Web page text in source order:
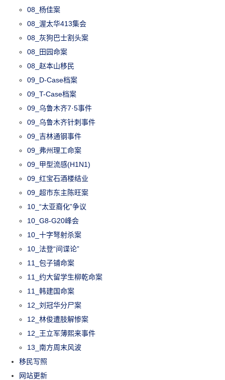
08_杨佳案
08_渥太华413集会
08_灰狗巴士割头案
08_田园命案
08_赵本山移民
09_D-Case档案
09_T-Case档案
09_乌鲁木齐7·5事件
09_乌鲁木齐针刺事件
09_吉林通钢事件
09_弗州理工命案
09_甲型流感(H1N1)
09_红宝石酒楼结业
09_超市东主陈旺案
10_“太亚裔化”争议
10_G8-G20峰会
10_十字弩射杀案
10_法登“间谍论”
11_包子铺命案
11_约大留学生柳乾命案
11_韩建国命案
12_刘冠华分尸案
12_林俊遭肢解惨案
12_王立军薄熙来事件
13_南方周末风波
移民写照
网站更新